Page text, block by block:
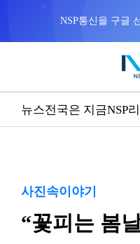
NSP통신을 구글
뉴스전국은 지금NSP
사진속이야기
“꽃피는 봄